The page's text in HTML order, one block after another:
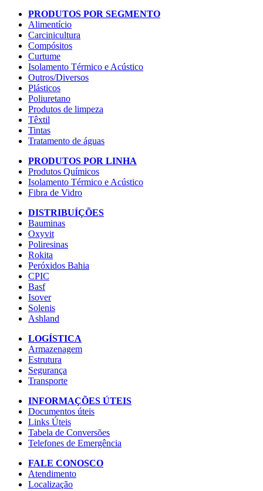
PRODUTOS POR SEGMENTO
Alimentício
Carcinicultura
Compósitos
Curtume
Isolamento Térmico e Acústico
Outros/Diversos
Plásticos
Poliuretano
Produtos de limpeza
Têxtil
Tintas
Tratamento de águas
PRODUTOS POR LINHA
Produtos Químicos
Isolamento Térmico e Acústico
Fibra de Vidro
DISTRIBUÍÇÕES
Bauminas
Oxyvit
Poliresinas
Rokita
Peróxidos Bahia
CPIC
Basf
Isover
Solenis
Ashland
LOGÍSTICA
Armazenagem
Estrutura
Segurança
Transporte
INFORMAÇÕES ÚTEIS
Documentos úteis
Links Úteis
Tabela de Conversões
Telefones de Emergência
FALE CONOSCO
Atendimento
Localização